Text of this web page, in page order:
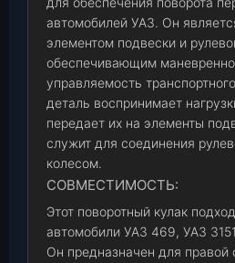
автомобилей УАЗ. Он
элементом подвески и
обеспечивающим
управляемость
деталь воспринимает
передает их на элементы
служит для соединения
колесом.
СОВМЕСТИМОСТЬ:
Этот поворотный кулак
автомобили УАЗ 469, УАЗ
Он предназначен для правой